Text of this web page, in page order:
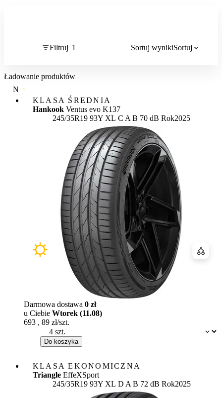
Filtruj 1 Sortuj wynikiSortuj
Ładowanie produktów
NAJWYŻSZA JAKOŚĆ
KLASA ŚREDNIA
Hankook Ventus evo K137
245/35R19 93Y XL Etykieta:
C A B 70 dB Rok2025
Dostępność:
Darmowa dostawa 0 zł
u Ciebie Wtorek (11.08)
693 , 89 zł/szt.
Do koszyka
KLASA EKONOMICZNA
Triangle EffeXSport
245/35R19 93Y XL Etykieta:
D A B 72 dB Rok2025